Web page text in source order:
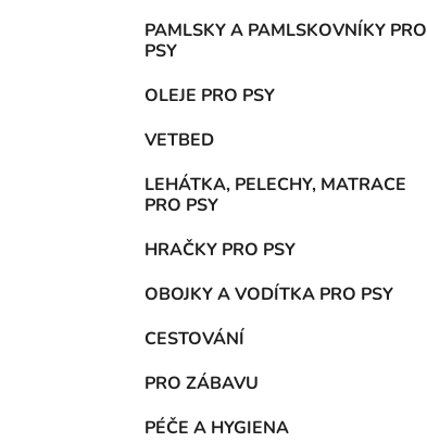
PAMLSKY A PAMLSKOVNÍKY PRO
PSY
OLEJE PRO PSY
VETBED
LEHÁTKA, PELECHY, MATRACE
PRO PSY
HRAČKY PRO PSY
OBOJKY A VODÍTKA PRO PSY
CESTOVÁNÍ
PRO ZÁBAVU
PÉČE A HYGIENA